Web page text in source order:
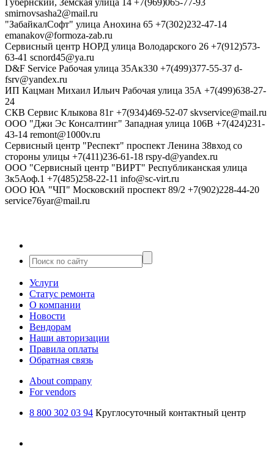
Губернский, Земская улица 14 +7(969)065-77-93
smirnovsasha2@mail.ru
"ЗабайкалСофт" улица Анохина 65 +7(302)232-47-14
emanakov@formoza-zab.ru
Сервисный центр НОРД улица Володарского 26 +7(912)573-
63-41 scnord45@ya.ru
D&F Service Рабочая улица 35Ак330 +7(499)377-55-37 d-
fsrv@yandex.ru
ИП Кацман Михаил Ильич Рабочая улица 35А +7(499)638-27-
24
СКВ Сервис Клыкова 81г +7(934)469-52-07 skvservice@mail.ru
ООО "Джи Эс Консалтинг" Западная улица 106В +7(424)231-
43-14 remont@1000v.ru
Сервисный центр "Респект" проспект Ленина 38вход со
стороны улицы +7(411)236-61-18 rspy-d@yandex.ru
ООО "Сервисный центр "ВИРТ" Республиканская улица
3к5Аоф.1 +7(485)258-22-11 info@sc-virt.ru
ООО ЮА "ЧП" Московский проспект 89/2 +7(902)228-44-20
service76yar@mail.ru
Услуги
Статус ремонта
О компании
Новости
Вендорам
Наши авторизации
Правила оплаты
Обратная связь
About company
For vendors
8 800 302 03 94 Круглосуточный контактный центр